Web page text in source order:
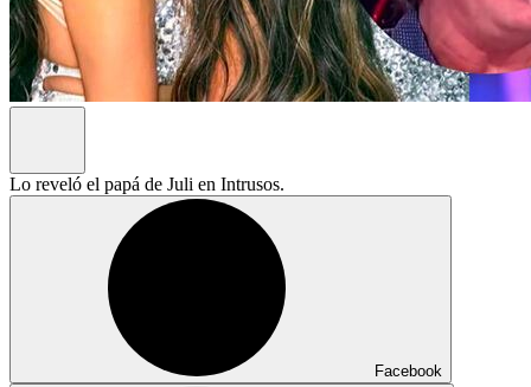
Lo reveló el papá de Juli en Intrusos.
Facebook